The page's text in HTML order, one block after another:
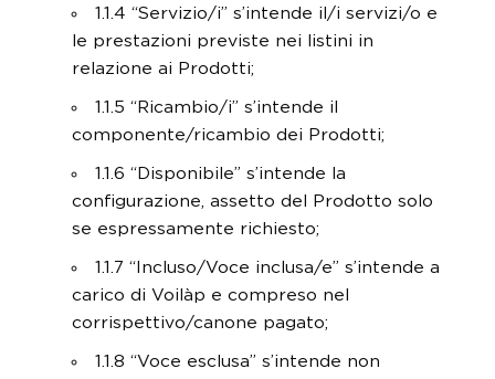
1.1.4 “Servizio/i” s’intende il/i servizi/o e
le prestazioni previste nei listini in
relazione ai Prodotti;
1.1.5 “Ricambio/i” s’intende il
componente/ricambio dei Prodotti;
1.1.6 “Disponibile” s’intende la
configurazione, assetto del Prodotto solo
se espressamente richiesto;
1.1.7 “Incluso/Voce inclusa/e” s’intende a
carico di Voilàp e compreso nel
corrispettivo/canone pagato;
1.1.8 “Voce esclusa” s’intende non